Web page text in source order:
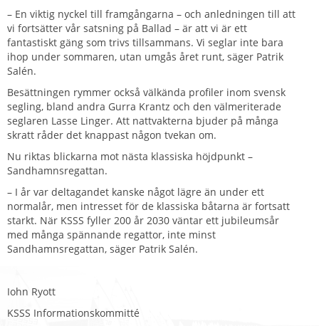
– En viktig nyckel till framgångarna – och anledningen till att
vi fortsätter vår satsning på Ballad – är att vi är ett
fantastiskt gäng som trivs tillsammans. Vi seglar inte bara
ihop under sommaren, utan umgås året runt, säger Patrik
Salén.
Besättningen rymmer också välkända profiler inom svensk
segling, bland andra Gurra Krantz och den välmeriterade
seglaren Lasse Linger. Att nattvakterna bjuder på många
skratt råder det knappast någon tvekan om.
Nu riktas blickarna mot nästa klassiska höjdpunkt –
Sandhamnsregattan.
– I år var deltagandet kanske något lägre än under ett
normalår, men intresset för de klassiska båtarna är fortsatt
starkt. När KSSS fyller 200 år 2030 väntar ett jubileumsår
med många spännande regattor, inte minst
Sandhamnsregattan, säger Patrik Salén.
Iohn Ryott
KSSS Informationskommitté